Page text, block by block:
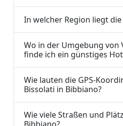
In welcher Region liegt die
Wo in der Umgebung von
finde ich ein günstiges
Wie lauten die GPS-
Bissolati in Bibbiano?
Wie viele Straßen und